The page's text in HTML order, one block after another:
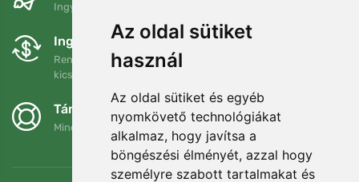
Az oldal sütiket
használ
Az oldal sütiket és egyéb
nyomkövető technológiákat
alkalmaz, hogy javítsa a
böngészési élményét, azzal hogy
személyre szabott tartalmakat és
Ingyenes szállítás a következő összeg felett: 80 EUR
Ingyenes csere és visszaküldés
Rendelését 90 napon belül bármikor visszaküldheti vagy
kicserélheti.
Támogatjuk a Trees.org-ot
Minden megrendelésért ültetünk egy fát! Bővebben